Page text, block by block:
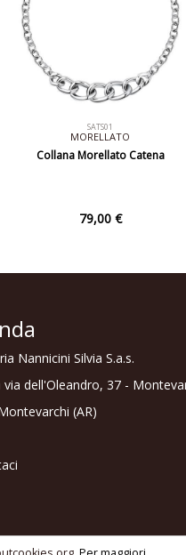
SATS01
MORELLATO
Collana Morellato Catena
79,00 €
Nannicini Silvia S.a.s.
via dell'Oleandro, 37 -
(AR)
by Tech S.r.l.